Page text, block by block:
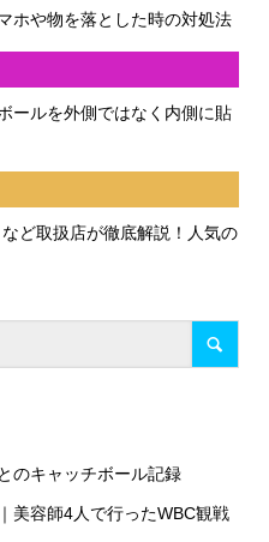
ホや物を落とした時の対処法
ールを外側ではなく内側に貼
ど取扱店が徹底解説！人気の
のキャッチボール記録
美容師4人で行ったWBC観戦